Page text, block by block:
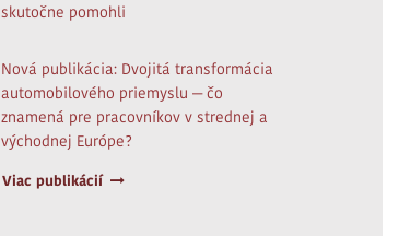
skutočne pomohli
Nová publikácia: Dvojitá transformácia
automobilového priemyslu — čo
znamená pre pracovníkov v strednej a
východnej Európe?
Viac publikácií